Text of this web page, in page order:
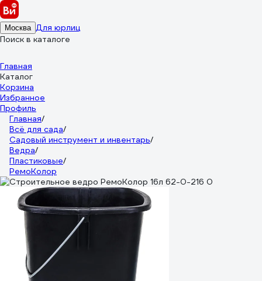
Москва Для юрлиц
Поиск в каталоге
Главная
Каталог
Корзина
Избранное
Профиль
Главная/
Всё для сада/
Садовый инструмент и инвентарь/
Ведра/
Пластиковые/
РемоКолор